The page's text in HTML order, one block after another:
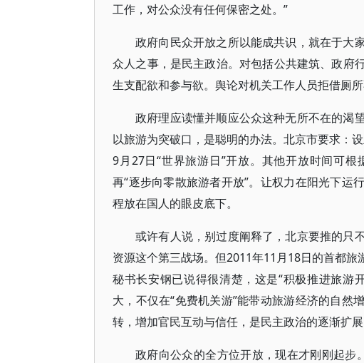
工作，对公众没有任何保密之处。”
政府向民众开放之所以能成共识，就在于大
众人之事，是民主政治。对包括公共建筑、政府
生支配欲和参与欲。舆论对机关工作人员拒借厕
政府理应读懂并顺应公众这种无所不在的渴
以旅游为突破口，是聪明的办法。北京市要求：
9月27日“世界旅游日”开放。其他开放时间可
再“逐步向零散旅游者开放”。让权力在阳光下运
程放在国人的眼皮底下。
或许有人说，别过度阐释了，北京要推的只
资源这个第三战场。但2011年11月18日的首都
秘书长安钢已说得很清楚，这是“积极推进旅
大，不仅在“免费机关游”能带动旅游经济的自然
转，增加官民互动与信任，是民主政治的逐渐扩展
政府向公众的全方位开放，现在才刚刚起